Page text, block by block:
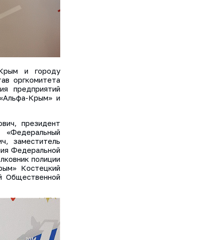
Крым и городу
оргкомитета
предприятий
Крым» и
президент
заместитель
Федеральной
полиции
Костецкий
Общественной